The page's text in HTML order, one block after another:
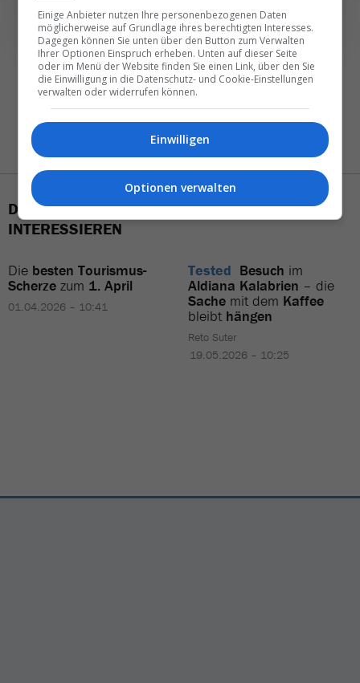
DAS KÖNNTE SIE AUCH
INTERESSIEREN
Die besten Tourismus-
Scherze zum 1. April
01.04.2026 – 10:41
Tested Besuch im
Aldiana Kalabrien – die
Sache mit dem Kaffee
bleibt hängen
Reto Suter
19.05.2026 – 10:25
Einige Anbieter nutzen Ihre personenbezogenen Daten
möglicherweise auf Grundlage ihres berechtigten Interesses.
Dagegen können Sie unten über den Button zum Verwalten
Ihrer Optionen Einspruch erheben. Unten auf dieser Seite
oder im Menü der Website finden Sie einen Link, über den Sie
die Einwilligung in die Datenschutz- und Cookie-Einstellungen
verwalten oder widerrufen können.
Einwilligen
Optionen verwalten